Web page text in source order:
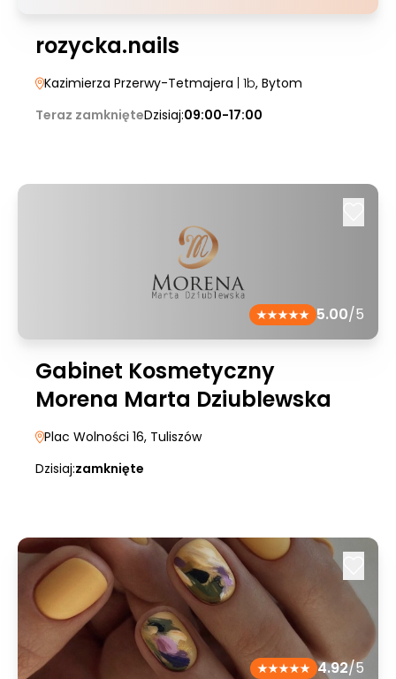
rozycka.nails
Kazimierza Przerwy-Tetmajera | 1b, Bytom
Teraz zamknięteDzisiaj:09:00-17:00
5.00/5
Gabinet Kosmetyczny
Morena Marta Dziublewska
Plac Wolności 16, Tuliszów
Dzisiaj:zamknięte
4.92/5